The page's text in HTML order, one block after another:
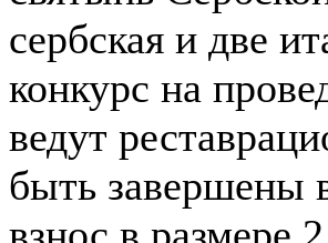
сербская и две
конкурс на
ведут
быть завершены